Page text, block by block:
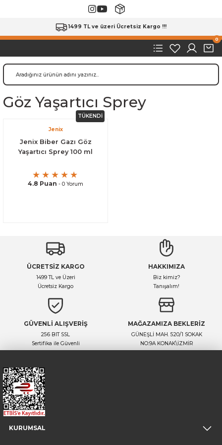
1499 TL ve üzeri Ücretsiz Kargo !!!
0
Göz Yaşartıcı Sprey
TÜKENDİ
Jenix
Jenix Biber Gazı Göz
Yaşartıcı Sprey 100 ml
4.8 Puan - 0 Yorum
ÜCRETSİZ KARGO
1499 TL ve Üzeri
Ücretsiz Kargo
HAKKIMIZA
Biz kimiz?
Tanışalım!
GÜVENLİ ALIŞVERİŞ
256 BIT SSL
Sertifika ile Güvenli
MAĞAZAMIZA BEKLERİZ
GÜNEŞLİ MAH. 520/1 SOKAK
NO:9A KONAK\İZMİR
KURUMSAL